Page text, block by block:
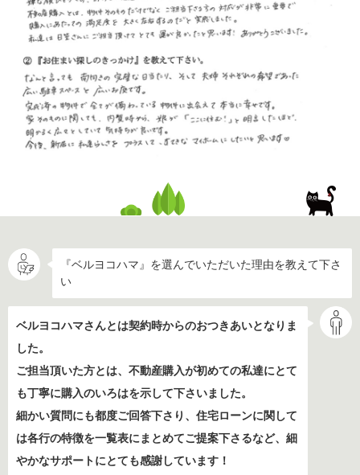
『ベルヨコハマ』を選んでいただいた理由を教えて下さ
い
ベルヨコハマさんとは契約時からのおつきあいとなりま
した。
ご担当頂いた方とは、不動産購入が初めての私達にとて
も丁寧に購入のいろはを示して下さいました。
細かい質問にも都度ご回答下さり、住宅ローンに関して
は各行の特徴を一覧表にまとめてご提案下さるなど、細
やかなサポートにとても感謝しています！